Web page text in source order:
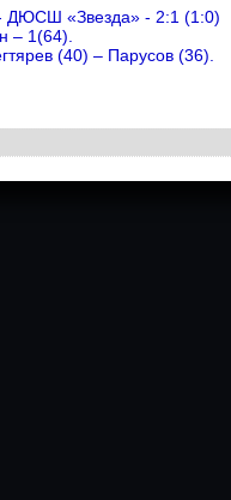
ДЮСШ «Звезда» - 2:1 (1:0)
– 1(64).
(40) – Парусов (36).